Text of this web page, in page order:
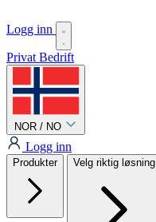
Logg inn
Privat Bedrift
NOR / NO
Logg inn
Produkter Velg riktig løsning